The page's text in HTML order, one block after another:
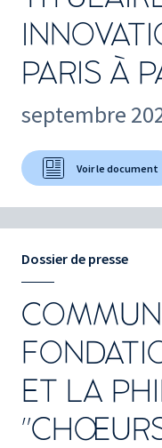
PARIS À
septembre
Voir le document
Dossier de presse
ET LA